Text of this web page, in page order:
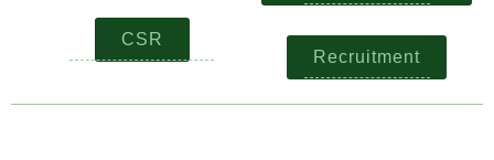
CSR
Recruitment